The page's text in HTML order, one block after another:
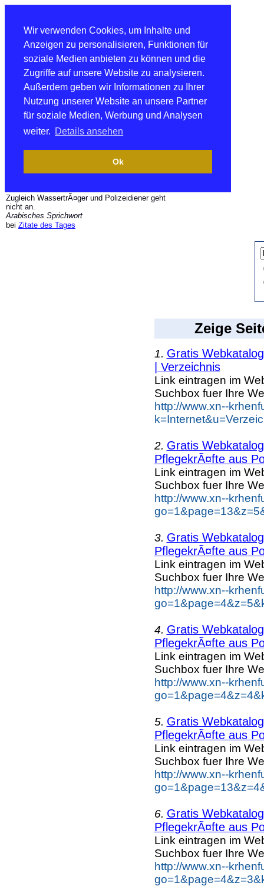
Wir verwenden Cookies, um Inhalte und
Anzeigen zu personalisieren, Funktionen für
soziale Medien anbieten zu können und die
Zugriffe auf unsere Website zu analysieren.
Außerdem geben wir Informationen zu Ihrer
Nutzung unserer Website an unsere Partner
für soziale Medien, Werbung und Analysen
weiter. Details ansehen
Ok
Zugleich WassertrÃ¤ger und Polizeidiener geht
nicht an.
Arabisches Sprichwort
bei Zitate des Tages
Zeige
1. Gratis
| Verzeichnis
Link eintragen im
Suchbox fuer Ihre
http://www.xn--
2. Gratis
PflegekrÃ¤fte aus
Link eintragen im
Suchbox fuer Ihre
http://www.xn--
3. Gratis
PflegekrÃ¤fte aus
Link eintragen im
Suchbox fuer Ihre
http://www.xn--
4. Gratis
PflegekrÃ¤fte aus
Link eintragen im
Suchbox fuer Ihre
http://www.xn--
5. Gratis
PflegekrÃ¤fte aus
Link eintragen im
Suchbox fuer Ihre
http://www.xn--
6. Gratis
PflegekrÃ¤fte aus
Link eintragen im
Suchbox fuer Ihre
http://www.xn--